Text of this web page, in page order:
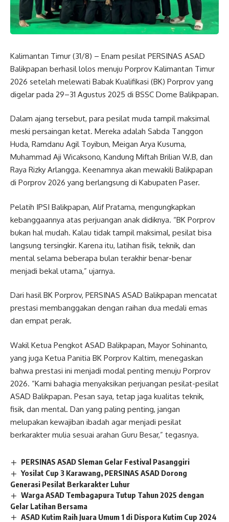
Kalimantan Timur (31/8) – Enam pesilat PERSINAS ASAD
Balikpapan berhasil lolos menuju Porprov Kalimantan Timur
2026 setelah melewati Babak Kualifikasi (BK) Porprov yang
digelar pada 29–31 Agustus 2025 di BSSC Dome Balikpapan.
Dalam ajang tersebut, para pesilat muda tampil maksimal
meski persaingan ketat. Mereka adalah Sabda Tanggon
Huda, Ramdanu Agil Toyibun, Meigan Arya Kusuma,
Muhammad Aji Wicaksono, Kandung Miftah Brilian W.B, dan
Raya Rizky Arlangga. Keenamnya akan mewakili Balikpapan
di Porprov 2026 yang berlangsung di Kabupaten Paser.
Pelatih IPSI Balikpapan, Alif Pratama, mengungkapkan
kebanggaannya atas perjuangan anak didiknya. “BK Porprov
bukan hal mudah. Kalau tidak tampil maksimal, pesilat bisa
langsung tersingkir. Karena itu, latihan fisik, teknik, dan
mental selama beberapa bulan terakhir benar-benar
menjadi bekal utama,” ujarnya.
Dari hasil BK Porprov, PERSINAS ASAD Balikpapan mencatat
prestasi membanggakan dengan raihan dua medali emas
dan empat perak.
Wakil Ketua Pengkot ASAD Balikpapan, Mayor Sohinanto,
yang juga Ketua Panitia BK Porprov Kaltim, menegaskan
bahwa prestasi ini menjadi modal penting menuju Porprov
2026. “Kami bahagia menyaksikan perjuangan pesilat-pesilat
ASAD Balikpapan. Pesan saya, tetap jaga kualitas teknik,
fisik, dan mental. Dan yang paling penting, jangan
melupakan kewajiban ibadah agar menjadi pesilat
berkarakter mulia sesuai arahan Guru Besar,” tegasnya.
PERSINAS ASAD Sleman Gelar Festival Pasanggiri
Yosilat Cup 3 Karawang, PERSINAS ASAD Dorong
Generasi Pesilat Berkarakter Luhur
Warga ASAD Tembagapura Tutup Tahun 2025 dengan
Gelar Latihan Bersama
ASAD Kutim Raih Juara Umum 1 di Dispora Kutim Cup 2024